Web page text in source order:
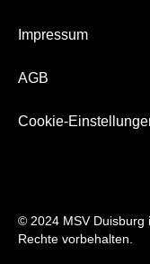
© 2024 MSV Duisburg
Rechte vorbehalten.
Impressum
AGB
Cookie-